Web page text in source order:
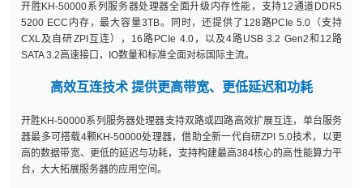
开胜KH-50000系列服务器处理器全面升级内存性能，支持12通道DDR5
5200 ECC内存，最大容量3TB。同时，还提供了128路PCIe 5.0（支持
CXL及自研ZPI互连），16路PCIe 4.0，以及4路USB 3.2 Gen2和12路
SATA 3.2高速接口，IO数量和标准全面对标国际主流。
高效互连技术 提供更高带宽、更低延迟和功耗
开胜KH-50000系列服务器处理器支持双路或四路高效扩展互连，单台服务
器最多可搭载4颗KH-50000处理器，借助全新一代自研ZPI 5.0技术，以更
高的数据带宽、更低的延迟与功耗，支持构建最高384核心的高性能算力平
台，大大拓展服务器的应用空间。